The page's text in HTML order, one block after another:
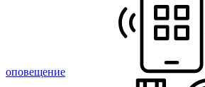
оповещение